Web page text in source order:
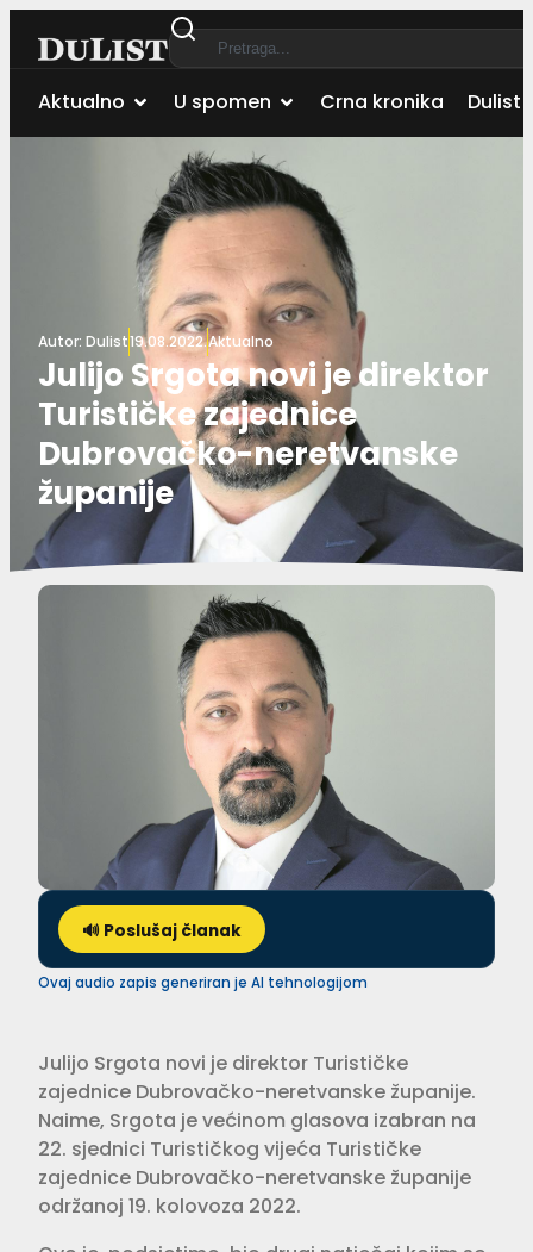
Aktualno U spomen Crna kronika Dulist
Autor: Dulist19.08.2022.Aktualno
Julijo Srgota novi je direktor
Turističke zajednice
Dubrovačko-neretvanske
županije
🔊 Poslušaj članak
Ovaj audio zapis generiran je AI tehnologijom
Julijo Srgota novi je direktor Turističke
zajednice Dubrovačko-neretvanske županije.
Naime, Srgota je većinom glasova izabran na
22. sjednici Turističkog vijeća Turističke
zajednice Dubrovačko-neretvanske županije
održanoj 19. kolovoza 2022.